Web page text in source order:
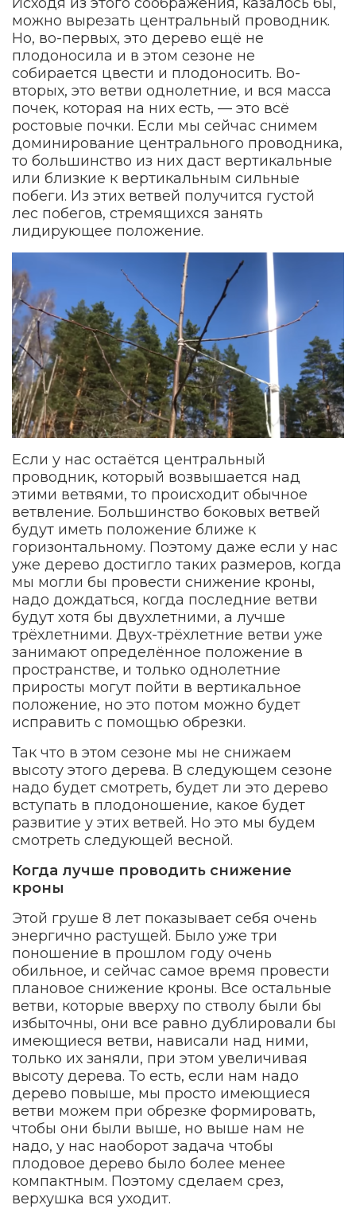
можно вырезать центральный проводник.
Но, во-первых, это дерево ещё не
плодоносила и в этом сезоне не
собирается цвести и плодоносить. Во-
вторых, это ветви однолетние, и вся масса
почек, которая на них есть, — это всё
ростовые почки. Если мы сейчас снимем
доминирование центрального проводника,
то большинство из них даст вертикальные
или близкие к вертикальным сильные
побеги. Из этих ветвей получится густой
лес побегов, стремящихся занять
лидирующее положение.
Если у нас остаётся центральный
проводник, который возвышается над
этими ветвями, то происходит обычное
ветвление. Большинство боковых ветвей
будут иметь положение ближе к
горизонтальному. Поэтому даже если у нас
уже дерево достигло таких размеров, когда
мы могли бы провести снижение кроны,
надо дождаться, когда последние ветви
будут хотя бы двухлетними, а лучше
трёхлетними. Двух-трёхлетние ветви уже
занимают определённое положение в
пространстве, и только однолетние
приросты могут пойти в вертикальное
положение, но это потом можно будет
исправить с помощью обрезки.
Так что в этом сезоне мы не снижаем
высоту этого дерева. В следующем сезоне
надо будет смотреть, будет ли это дерево
вступать в плодоношение, какое будет
развитие у этих ветвей. Но это мы будем
смотреть следующей весной.
Когда лучше проводить снижение
кроны
Этой груше 8 лет показывает себя очень
энергично растущей. Было уже три
поношение в прошлом году очень
обильное, и сейчас самое время провести
плановое снижение кроны. Все остальные
ветви, которые вверху по стволу были бы
избыточны, они все равно дублировали бы
имеющиеся ветви, нависали над ними,
только их заняли, при этом увеличивая
высоту дерева. То есть, если нам надо
дерево повыше, мы просто имеющиеся
ветви можем при обрезке формировать,
чтобы они были выше, но выше нам не
надо, у нас наоборот задача чтобы
плодовое дерево было более менее
компактным. Поэтому сделаем срез,
верхушка вся уходит.